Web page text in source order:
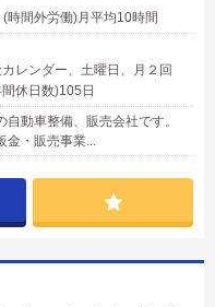
間外労働)月平均10時間
レンダー、土曜日、月２回
休日数)105日
動車整備、販売会社です。
金・販売事業...